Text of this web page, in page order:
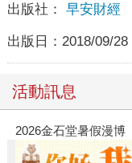
出版社： 早安財經
出版日： 2018/09/28
活動訊息
2026金石堂暑假漫博